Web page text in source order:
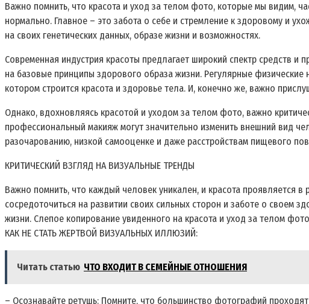
Важно помнить, что красота и уход за телом фото, которые мы видим,
нормально. Главное – это забота о себе и стремление к здоровому и
на своих генетических данных, образе жизни и возможностях.
Современная индустрия красоты предлагает широкий спектр средств
на базовые принципы здорового образа жизни. Регулярные физические
котором строится красота и здоровье тела. И, конечно же, важно
Однако, вдохновляясь красотой и уходом за телом фото, важно
профессиональный макияж могут значительно изменить внешний вид
разочарованию, низкой самооценке и даже расстройствам пищевого
КРИТИЧЕСКИЙ ВЗГЛЯД НА ВИЗУАЛЬНЫЕ ТРЕНДЫ
Важно помнить, что каждый человек уникален, и красота проявляется
сосредоточиться на развитии своих сильных сторон и заботе о своем
жизни. Слепое копирование увиденного на красота и уход за телом
КАК НЕ СТАТЬ ЖЕРТВОЙ ВИЗУАЛЬНЫХ ИЛЛЮЗИЙ:
Читать статью ЧТО ВХОДИТ В СЕМЕЙНЫЕ ОТНОШЕНИЯ
– Осознавайте ретушь: Помните, что большинство фотографий